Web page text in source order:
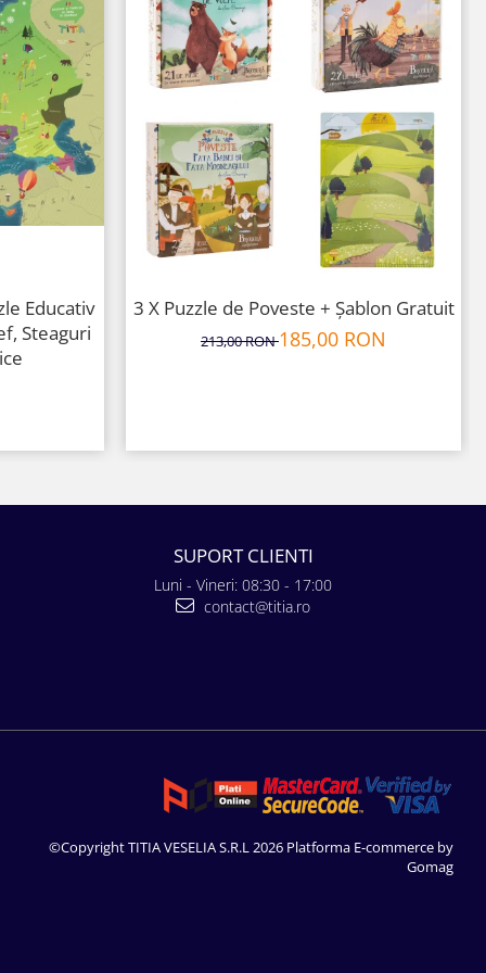
Educativ
Steaguri
3 X Puzzle de Poveste + Șablon Gratuit
213,00 RON185,00 RON
SUPORT CLIENTI
Luni - Vineri: 08:30 - 17:00
contact@titia.ro
©Copyright TITIA VESELIA S.R.L 2026 Platforma E-commerce by
Gomag